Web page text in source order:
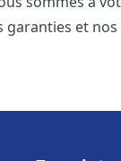
garanties et